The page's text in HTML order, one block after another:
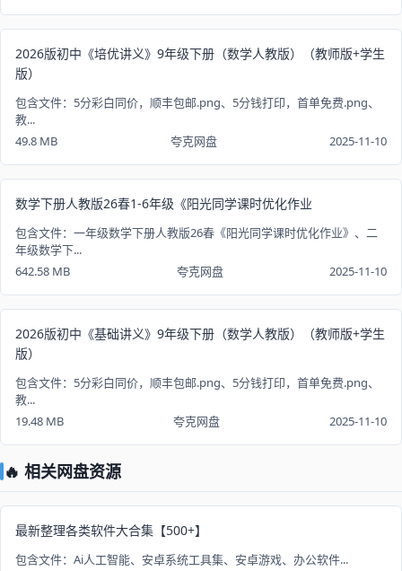
2026版初中《培优讲义》9年级下册（数学人教版）（教师版+学生
版）
包含文件：5分彩白同价，顺丰包邮.png、5分钱打印，首单免费.png、
教...
49.8 MB
夸克网盘 2025-11-10
数学下册人教版26春1-6年级《阳光同学课时优化作业
包含文件：一年级数学下册人教版26春《阳光同学课时优化作业》、二
年级数学下...
642.58 MB
夸克网盘 2025-11-10
2026版初中《基础讲义》9年级下册（数学人教版）（教师版+学生
版）
包含文件：5分彩白同价，顺丰包邮.png、5分钱打印，首单免费.png、
教...
19.48 MB
夸克网盘 2025-11-10
🔥 相关网盘资源
最新整理各类软件大合集【500+】
包含文件：Ai人工智能、安卓系统工具集、安卓游戏、办公软件...